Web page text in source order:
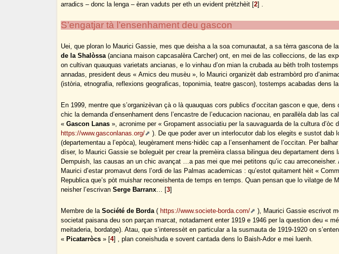
arradics – donc la lenga – èran vaduts per eth un evident prètzhèit [2] .
S’engatjar tà l’ensenhament deu gascon
Uei, que ploran lo Maurici Gassie, mes que deisha a la soa comunautat, a sa tèrra gascona de
de la Shalòssa(anciana maison capcasalèra Carcher) ont, en mei de las colleccions, de las
on cultivan quauquas varietats ancianas, e lo vinhau d’on mian la crubada au bèth trolh
annadas, president deus « Amics deu musèu », lo Maurici organizèt dab estrambòrd pro
(istòria, etnografia, reflexions geograficas, toponimia, teatre gascon), tostemps acabadas dens
En 1999, mentre que s’organizèvan çà o là quauquas cors publics d’occitan gascon e que, dens
chic la demanda d’ensenhament dens l’encastre de l’educacion nacionau, en parallèla dab las
«Gascon Lanas », acronime per « Gropament associatiu per la sauvaguarda de la cultura d’òc
https://www.gasconlanas.org/
). De que poder aver un interlocutor dab los elegits e sustot dab
(departementau a l’epòca), leugèrament mens⸱hidèc cap a l’ensenhament de l’occitan. Per
díser, lo Maurici Gassie se boleguèt per crear la premèira classa bilingua deu departament dens
Dempuish, las causas an un chic avançat …a pas mei que mei petitons qu’ic cau arreconeisher.
Maurici d’estar promavut dens l’ordi de las Palmas academicas : qu’estot quitament hèit «
Republica que’s pòt muishar reconeishenta de temps en temps. Quan pensan que lo vilatge de
neisher l’escrivanSerge Barranx… [3]
Membre de laSociété de Borda( https://www.societe-borda.com/
), Maurici Gassie escrivot
societat paisana deu son parçan marcat, notadament enter 1919 e 1946 per la question deu «
meitaderia, bordatge). Atau, que s’interessèt en particular a la susmauta de 1919-1920 on
« Picatarròcs » [4] , plan coneishuda e sovent cantada dens lo Baish-Ador e mei luenh.